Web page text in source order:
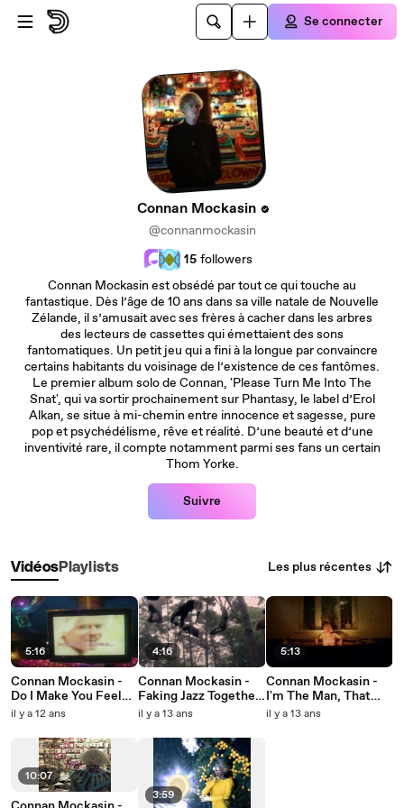
Passer au contenu principal
Se connecter
Connan Mockasin
@connanmockasin
15 followers
Connan Mockasin est obsédé par tout ce qui touche au
fantastique. Dès l’âge de 10 ans dans sa ville natale de Nouvelle
Zélande, il s’amusait avec ses frères à cacher dans les arbres
des lecteurs de cassettes qui émettaient des sons
fantomatiques. Un petit jeu qui a fini à la longue par convaincre
certains habitants du voisinage de l’existence de ces fantômes.
Le premier album solo de Connan, 'Please Turn Me Into The
Snat', qui va sortir prochainement sur Phantasy, le label d’Erol
Alkan, se situe à mi-chemin entre innocence et sagesse, pure
pop et psychédélisme, rêve et réalité. D’une beauté et d’une
inventivité rare, il compte notamment parmi ses fans un certain
Thom Yorke.
Suivre
VidéosPlaylists Les plus récentes
5:16
Connan Mockasin -
Do I Make You Feel
Shy
il y a 12 ans
10:07
4:16
Connan Mockasin -
Faking Jazz Together
(Official Video)
il y a 13 ans
3:59
5:13
Connan Mockasin -
I'm The Man, That
Will Find You (Official
il y a 13 ans